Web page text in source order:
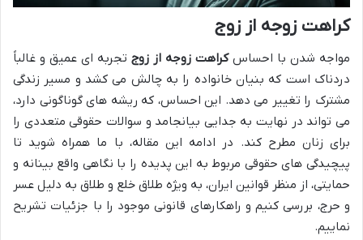
کراهت زوجه از زوج
مواجه شدن با احساسکراهت زوجه از زوج تجربه ای عمیق و غالباً
دردناک است که بنیان خانواده را به چالش می کشد و مسیر زندگی
مشترک را تغییر می دهد. این احساس، که ریشه های گوناگونی دارد،
می تواند در نهایت به جدایی بیانجامد و سوالات حقوقی متعددی را
برای زنان مطرح کند. در ادامه این مقاله، با ما همراه شوید تا
پیچیدگی های حقوقی مربوط به این پدیده را با نگاهی واقع بینانه و
حمایتی، از منظر قوانین ایران، به ویژه طلاق خلع و طلاق به دلیل عسر
و حرج، بررسی کنیم و راهکارهای قانونی موجود را با جزئیات تشریح
نماییم.